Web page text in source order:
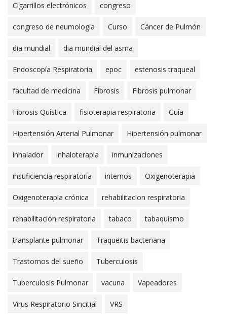
Cigarrillos electrónicos congreso
congreso de neumologia Curso Cáncer de Pulmón
dia mundial dia mundial del asma
Endoscopía Respiratoria epoc estenosis traqueal
facultad de medicina Fibrosis Fibrosis pulmonar
Fibrosis Quística fisioterapia respiratoria Guía
Hipertensión Arterial Pulmonar Hipertensión pulmonar
inhalador inhaloterapia inmunizaciones
insuficiencia respiratoria internos Oxigenoterapia
Oxigenoterapia crónica rehabilitacion respiratoria
rehabilitación respiratoria tabaco tabaquismo
transplante pulmonar Traqueitis bacteriana
Trastornos del sueño Tuberculosis
Tuberculosis Pulmonar vacuna Vapeadores
Virus Respiratorio Sincitial VRS